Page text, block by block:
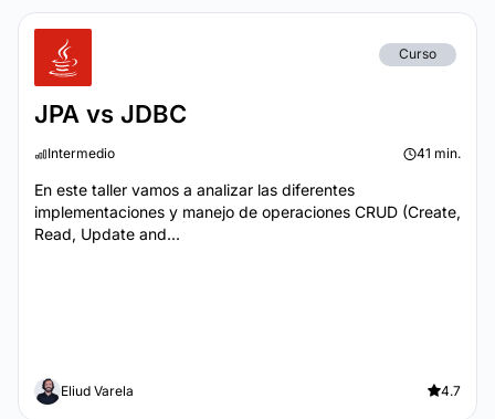
Curso
JPA vs JDBC
Intermedio 41 min.
En este taller vamos a analizar las diferentes
implementaciones y manejo de operaciones CRUD (Create,
Read, Update and...
Eliud Varela 4.7